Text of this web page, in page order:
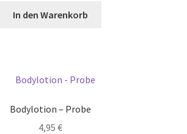
In den Warenkorb
Bodylotion – Probe
4,95 €